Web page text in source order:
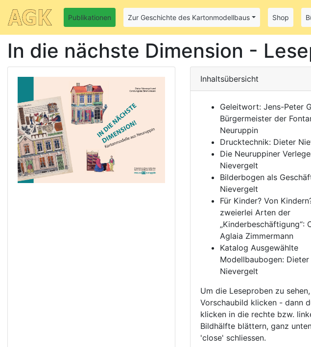
Publikationen Zur Geschichte des Kartonmodellbaus Shop
In die nächste Dimension -
Inhaltsübersicht
Geleitwort: Jens-Peter
Bürgermeister der
Neuruppin
Drucktechnik: Dieter
Die Neuruppiner
Nievergelt
Bilderbogen als
Nievergelt
Für Kinder? Von
zweierlei Arten der
„Kinderbeschäftigung“:
Aglaia Zimmermann
Katalog Ausgewählte
Modellbaubogen: Dieter
Nievergelt
Um die Leseproben zu
Vorschaubild klicken - dann
klicken in die rechte bzw.
Bildhälfte blättern, ganz
'close' schliessen.